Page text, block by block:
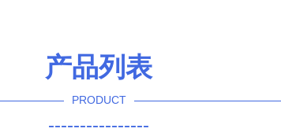
产品列表
PRODUCT
----------------